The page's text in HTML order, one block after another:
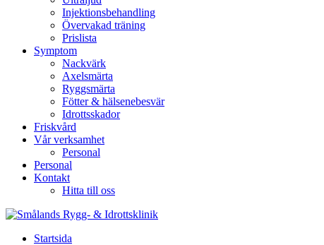
Injektionsbehandling
Övervakad träning
Prislista
Symptom
Nackvärk
Axelsmärta
Ryggsmärta
Fötter & hälsenebesvär
Idrottsskador
Friskvård
Vår verksamhet
Personal
Personal
Kontakt
Hitta till oss
Startsida